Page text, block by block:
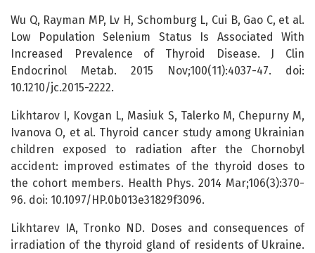
Wu Q, Rayman MP, Lv H, Schomburg L, Cui B, Gao C, et al.
Low Population Selenium Status Is Associated With
Increased Prevalence of Thyroid Disease. J Clin
Endocrinol Metab. 2015 Nov;100(11):4037-47. doi:
10.1210/jc.2015-2222.
Likhtarov I, Kovgan L, Masiuk S, Talerko M, Chepurny M,
Ivanova O, et al. Thyroid cancer study among Ukrainian
children exposed to radiation after the Chornobyl
accident: improved estimates of the thyroid doses to
the cohort members. Health Phys. 2014 Mar;106(3):370-
96. doi: 10.1097/HP.0b013e31829f3096.
Likhtarev IA, Tronko ND. Doses and consequences of
irradiation of the thyroid gland of residents of Ukraine.